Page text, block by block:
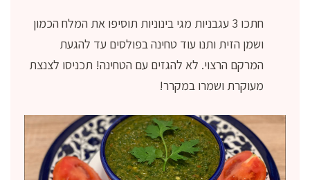
חתכו 3 עגבניות מגי בינוניות תוסיפו את המלח הכמון
ושמן הזית ותנו עוד טחינה בפולסים עד להגעת
המרקם הרצוי. לא להגזים עם הטחינה! תכניסו לצנצת
מעוקרת ושמרו במקרר!